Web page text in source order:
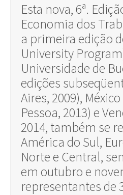
Esta nova, 6ª.
Economia dos
a primeira edição
University
Universidade de
edições
Aires, 2009),
Pessoa, 2013) e
2014, também se
América do Sul,
Norte e Central,
em outubro e
representantes de